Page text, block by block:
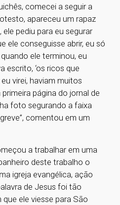
comecei a seguir a
apareceu um rapaz
pediu para eu segurar
ele conseguisse abrir, eu só
ele terminou, eu
escrito, ‘os ricos que
virei, haviam muitos
página do jornal de
foto segurando a faixa
comentou em um
a trabalhar em uma
deste trabalho o
igreja evangélica, ação
de Jesus foi tão
ele viesse para São